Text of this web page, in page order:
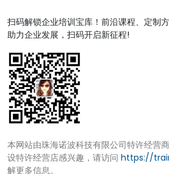
扫码解锁企业培训宝库！前沿课程、定制
助力企业发展，扫码开启新征程!
本网站由珠海诺波科技有限公司特许经营
设特许经营店感兴趣，请访问 https://
解更多信息。